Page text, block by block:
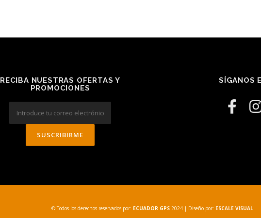
RECIBA NUESTRAS OFERTAS Y
PROMOCIONES
SÍGANOS
© Todos los derechos reservados por: ECUADOR GPS 2024 | Diseño por: ESCALE VISUAL